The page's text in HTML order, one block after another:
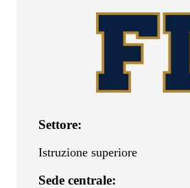
Settore:
Istruzione superiore
Sede centrale: